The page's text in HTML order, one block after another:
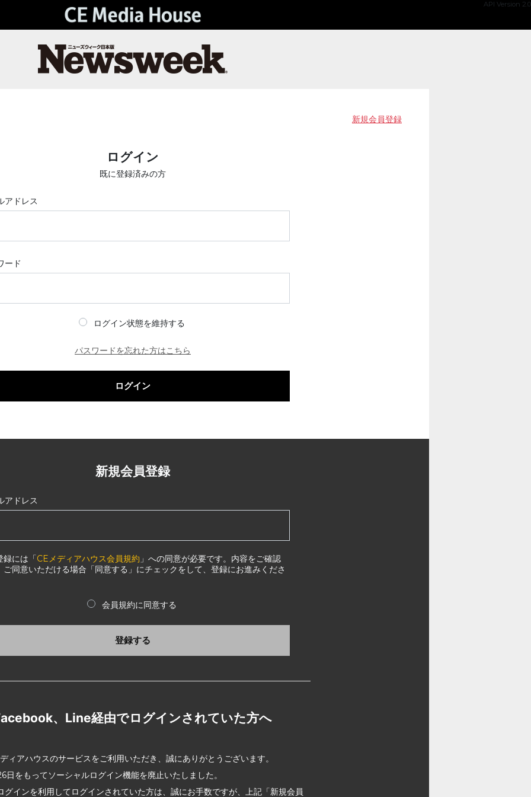
API Version 2.0
新規会員登録
ログイン
既に登録済みの方
アドレス
ード
ログイン状態を維持する
パスワードを忘れた方はこちら
ログイン
新規会員登録
アドレス
録には「CEメディアハウス会員規約 」への同意が必要です。内容をご確認
ご同意いただける場合「同意する」にチェックをして、登録にお進みくださ
会員規約に同意する
登録する
、Line経由でログインされていた方へ
ィアハウスのサービスをご利用いただき、誠にありがとうございます。
日をもってソーシャルログイン機能を廃止いたしました。
グインを利用してログインされていた方は、誠にお手数ですが、上記「新規会員